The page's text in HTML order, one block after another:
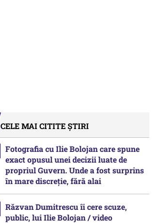
CELE MAI CITITE ȘTIRI
Fotografia cu Ilie Bolojan care spune
exact opusul unei decizii luate de
propriul Guvern. Unde a fost surprins
în mare discreție, fără alai
Răzvan Dumitrescu îi cere scuze,
public, lui Ilie Bolojan / video